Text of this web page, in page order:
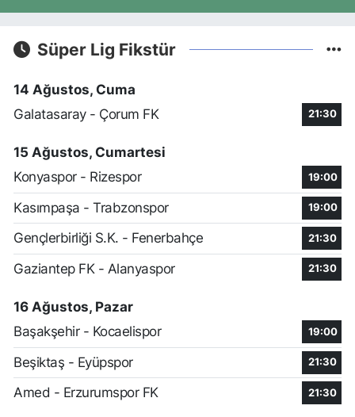
Süper Lig Fikstür
14 Ağustos, Cuma
Galatasaray - Çorum FK
21:30
15 Ağustos, Cumartesi
Konyaspor - Rizespor
19:00
Kasımpaşa - Trabzonspor 19:00
Gençlerbirliği S.K. - Fenerbahçe 21:30
Gaziantep FK - Alanyaspor 21:30
16 Ağustos, Pazar
Başakşehir - Kocaelispor
19:00
Beşiktaş - Eyüpspor 21:30
Amed - Erzurumspor FK 21:30